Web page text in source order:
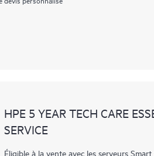
HPE 5 YEAR TECH CARE
SERVICE
Éligible à la vente avec les serveurs Smart